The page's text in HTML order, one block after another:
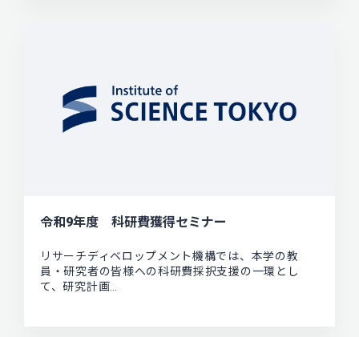
令和9年度 科研費獲得セミナー
リサーチディベロップメント機構では、本学の教
員・研究者の皆様への科研費採択支援の一環とし
て、研究計画…